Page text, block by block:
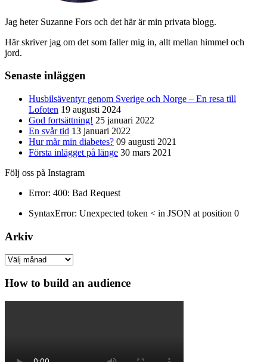
Jag heter Suzanne Fors och det här är min privata blogg.
Här skriver jag om det som faller mig in, allt mellan himmel och
jord.
Senaste inläggen
Husbilsäventyr genom Sverige och Norge – En resa till
Lofoten 19 augusti 2024
God fortsättning! 25 januari 2022
En svår tid 13 januari 2022
Hur mår min diabetes? 09 augusti 2021
Första inlägget på länge 30 mars 2021
Följ oss på Instagram
Error: 400: Bad Request
SyntaxError: Unexpected token < in JSON at position 0
Arkiv
Arkiv
How to build an audience